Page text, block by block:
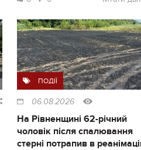
ПОДІЇ
06.08.2026
На Рівненщині 62-річний
чоловік після спалювання
стерні потрапив в